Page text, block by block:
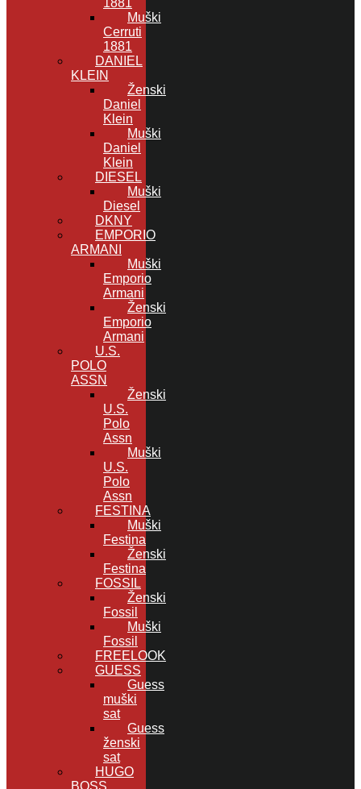
Muški
Cerruti
1881
DANIEL
KLEIN
Ženski
Daniel
Klein
Muški
Daniel
Klein
DIESEL
Muški
Diesel
DKNY
EMPORIO
ARMANI
Muški
Emporio
Armani
Ženski
Emporio
Armani
U.S.
POLO
ASSN
Ženski
U.S.
Polo
Assn
Muški
U.S.
Polo
Assn
FESTINA
Muški
Festina
Ženski
Festina
FOSSIL
Ženski
Fossil
Muški
Fossil
FREELOOK
GUESS
Guess
muški
sat
Guess
ženski
sat
HUGO
BOSS